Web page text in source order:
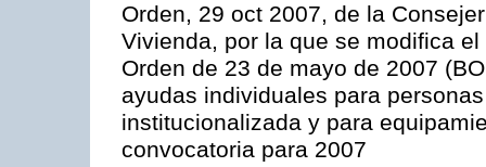
Orden, 29 oct 2007, de la
Vivienda, por la que se modifica
Orden de 23 de mayo de 2007
ayudas individuales para
institucionalizada y para
convocatoria para 2007